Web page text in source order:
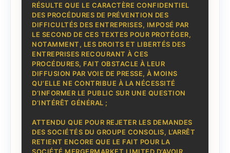
RÉSULTE QUE LE CARACTÈRE CONFIDENTIEL
DES PROCÉDURES DE PRÉVENTION DES
DIFFICULTÉS DES ENTREPRISES, IMPOSÉ PAR
LE SECOND DE CES TEXTES POUR PROTÉGER,
NOTAMMENT, LES DROITS ET LIBERTÉS DES
ENTREPRISES RECOURANT À CES
PROCÉDURES, FAIT OBSTACLE À LEUR
DIFFUSION PAR VOIE DE PRESSE, À MOINS
QU’ELLE NE CONTRIBUE À LA NÉCESSITÉ
D’INFORMER LE PUBLIC SUR UNE QUESTION
D’INTÉRÊT GÉNÉRAL ;
ATTENDU QUE POUR REJETER LES DEMANDES
DES SOCIÉTÉS DU GROUPE CONSOLIS, L’ARRÊT
RETIENT ENCORE QUE LE FAIT POUR LA